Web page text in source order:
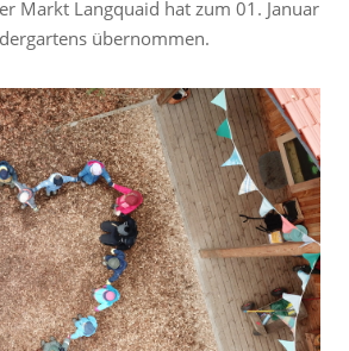
Markt Langquaid hat zum 01. Januar
übernommen.